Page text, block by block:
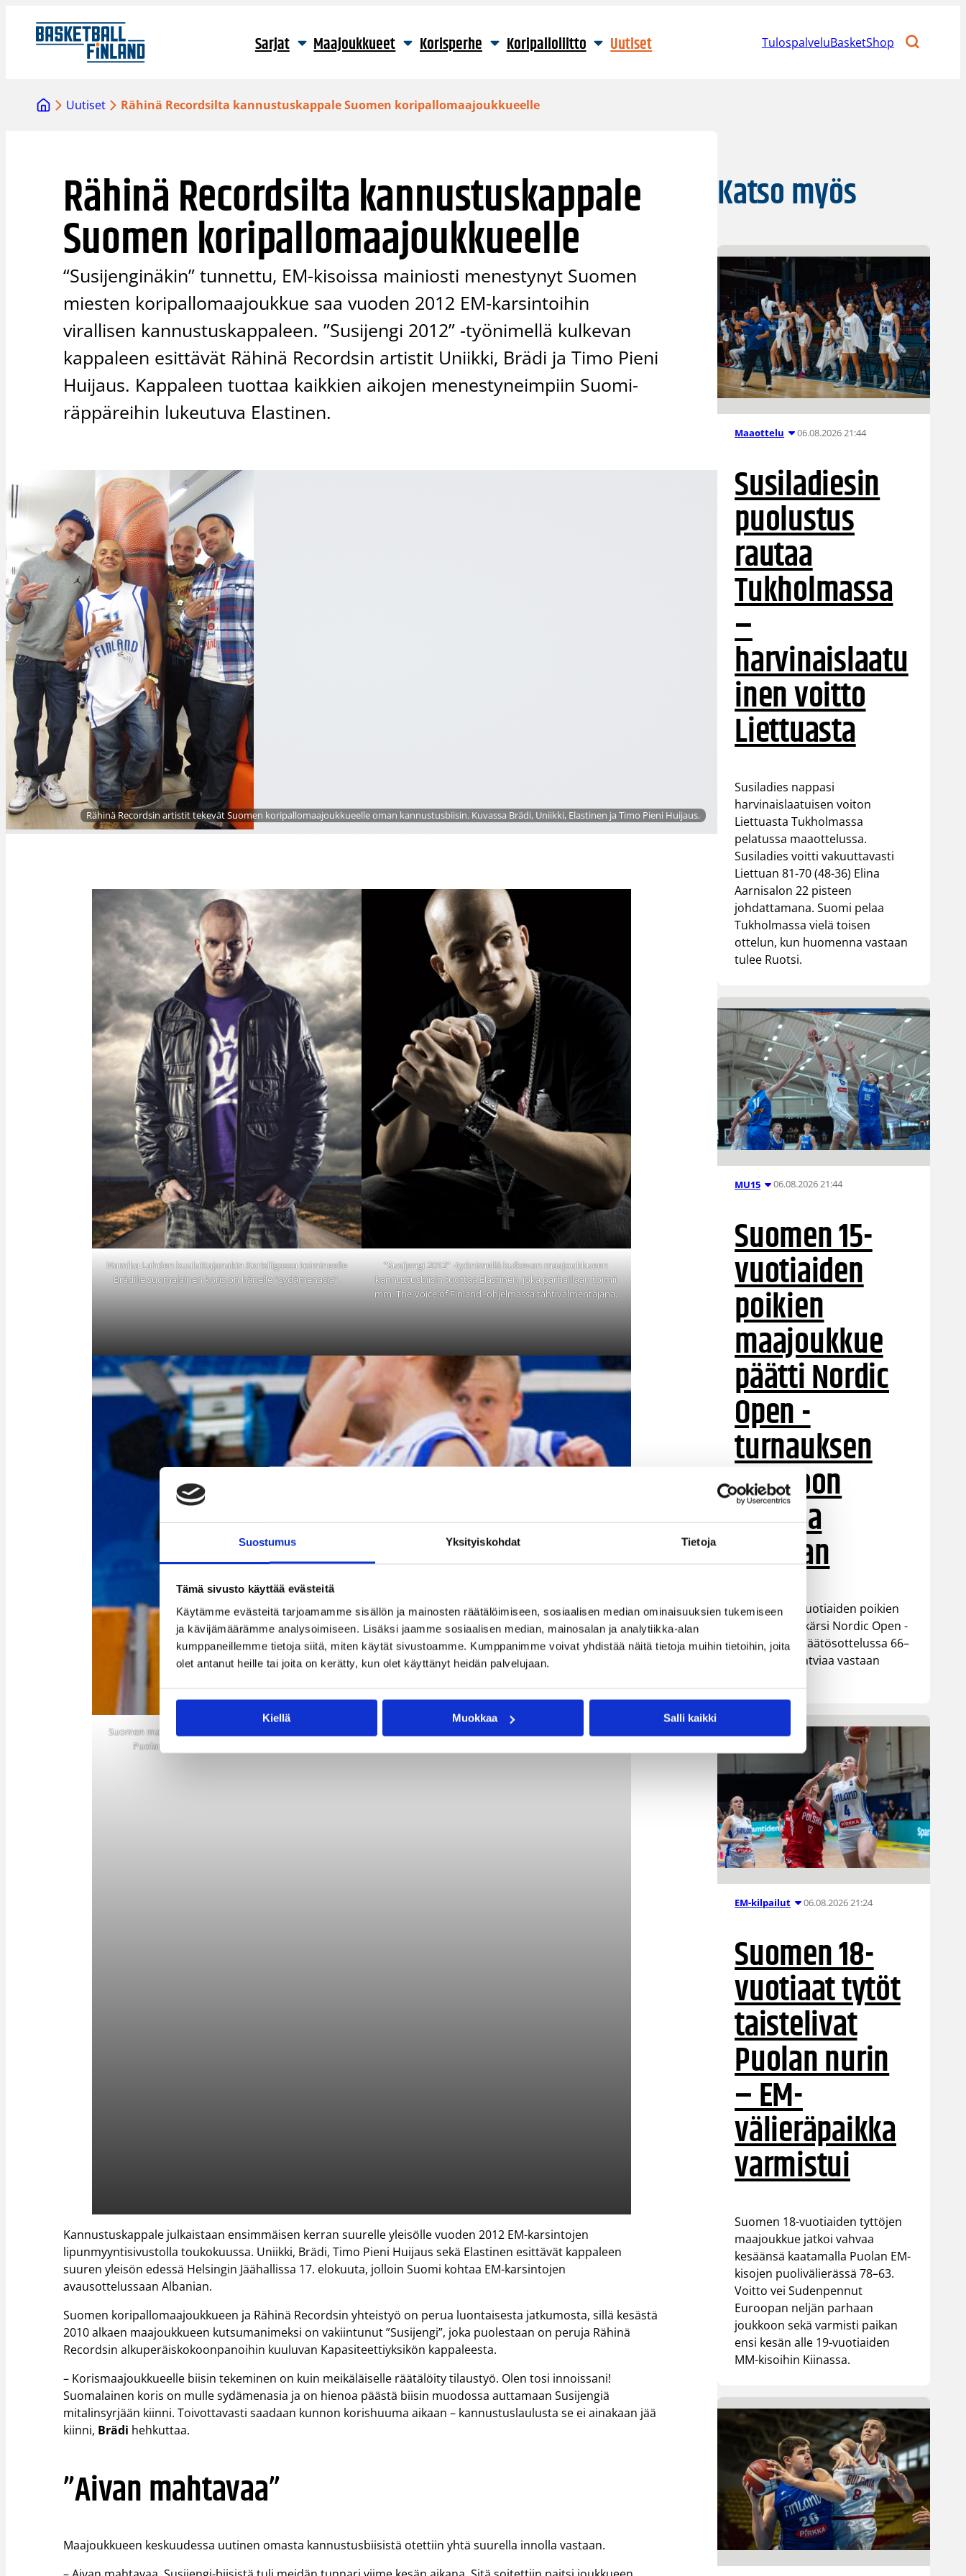
Suostumus Yksityiskohdat Tietoja
Tämä sivusto käyttää evästeitä
Käytämme evästeitä tarjoamamme sisällön ja mainosten räätälöimiseen, sosiaalisen median ominaisuuksien tukemiseen
ja kävijämäärämme analysoimiseen. Lisäksi jaamme sosiaalisen median, mainosalan ja analytiikka-alan
kumppaneillemme tietoja siitä, miten käytät sivustoamme. Kumppanimme voivat yhdistää näitä tietoja muihin tietoihin, joita
olet antanut heille tai joita on kerätty, kun olet käyttänyt heidän palvelujaan.
Kiellä Muokkaa Salli kaikki
sisältöön
Sarjat Maajoukkueet Korisperhe Koripalloliitto Uutiset TulospalveluBasketShop
Uutiset Rähinä Recordsilta kannustuskappale Suomen koripallomaajoukkueelle
Rähinä Recordsilta kannustuskappale
Suomen koripallomaajoukkueelle
“Susijenginäkin” tunnettu, EM-kisoissa mainiosti menestynyt Suomen
miesten koripallomaajoukkue saa vuoden 2012 EM-karsintoihin
virallisen kannustuskappaleen. ”Susijengi 2012” -työnimellä kulkevan
kappaleen esittävät Rähinä Recordsin artistit Uniikki, Brädi ja Timo Pieni
Huijaus. Kappaleen tuottaa kaikkien aikojen menestyneimpiin Suomi-
räppäreihin lukeutuva Elastinen.
Rähinä Recordsin artistit tekevät Suomen koripallomaajoukkueelle oman kannustusbiisin. Kuvassa Brädi, Uniikki, Elastinen ja Timo Pieni Huijaus.
Namika Lahden kuuluttajanakin Korisliigassa toimineelle
Brädille suomalainen koris on hänelle ”sydämenasia”.
”Susijengi 2012” -työnimellä kulkevan maajoukkueen
kannustusbiisin tuottaa Elastinen, joka parhaillaan toimii
mm. The Voice of Finland -ohjelmassa tähtivalmentajana.
Suomen maajoukkue ulvoi itsensä EM-kisoissa yhdeksänneksi ja kohtaa ensi kesänä EM-karsinnoissa Albanian, Belgian,
Puolan ja Sveitsin. Kuvassa tuulettaa Mikko Koivisto. Kuvat: Mika Mäkelä & Ville Vuorinen & Rähinä Records.
Kannustuskappale julkaistaan ensimmäisen kerran suurelle yleisölle vuoden 2012 EM-karsintojen
lipunmyyntisivustolla toukokuussa. Uniikki, Brädi, Timo Pieni Huijaus sekä Elastinen esittävät kappaleen
suuren yleisön edessä Helsingin Jäähallissa 17. elokuuta, jolloin Suomi kohtaa EM-karsintojen
avausottelussaan Albanian.
Suomen koripallomaajoukkueen ja Rähinä Recordsin yhteistyö on perua luontaisesta jatkumosta, sillä kesästä
2010 alkaen maajoukkueen kutsumanimeksi on vakiintunut ”Susijengi”, joka puolestaan on peruja Rähinä
Recordsin alkuperäiskokoonpanoihin kuuluvan Kapasiteettiyksikön kappaleesta.
– Korismaajoukkueelle biisin tekeminen on kuin meikäläiselle räätälöity tilaustyö. Olen tosi innoissani!
Suomalainen koris on mulle sydämenasia ja on hienoa päästä biisin muodossa auttamaan Susijengiä
mitalinsyrjään kiinni. Toivottavasti saadaan kunnon korishuuma aikaan – kannustuslaulusta se ei ainakaan jää
kiinni, Brädi hehkuttaa.
”Aivan mahtavaa”
Maajoukkueen keskuudessa uutinen omasta kannustusbiisistä otettiin yhtä suurella innolla vastaan.
Katso myös
Maaottelu 06.08.2026 21:44
Susiladiesin
puolustus
rautaa
Tukholmassa
–
harvinaislaatu
inen voitto
Liettuasta
Susiladies nappasi
harvinaislaatuisen voiton
Liettuasta Tukholmassa
pelatussa maaottelussa.
Susiladies voitti vakuuttavasti
Liettuan 81-70 (48-36) Elina
Aarnisalon 22 pisteen
johdattamana. Suomi pelaa
Tukholmassa vielä toisen
ottelun, kun huomenna vastaan
tulee Ruotsi.
MU15 06.08.2026 21:44
Suomen 15-
vuotiaiden
poikien
maajoukkue
päätti Nordic
Open -
turnauksen
tappioon
Latviaa
vastaan
Suomen 15-vuotiaiden poikien
maajoukkue kärsi Nordic Open -
turnauksen päätösottelussa 66–
74-tappion Latviaa vastaan
EM-kilpailut 06.08.2026 21:24
Suomen 18-
vuotiaat tytöt
taistelivat
Puolan nurin
– EM-
välieräpaikka
varmistui
Suomen 18-vuotiaiden tyttöjen
maajoukkue jatkoi vahvaa
kesäänsä kaatamalla Puolan EM-
kisojen puolivälierässä 78–63.
Voitto vei Sudenpennut
Euroopan neljän parhaan
joukkoon sekä varmisti paikan
ensi kesän alle 19-vuotiaiden
MM-kisoihin Kiinassa.